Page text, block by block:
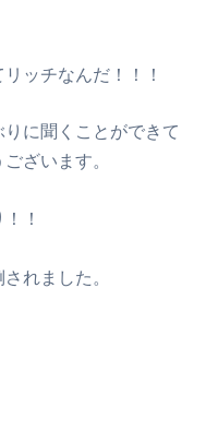
ッチなんだ！！！
に聞くことができて
ざいます。
！
れました。